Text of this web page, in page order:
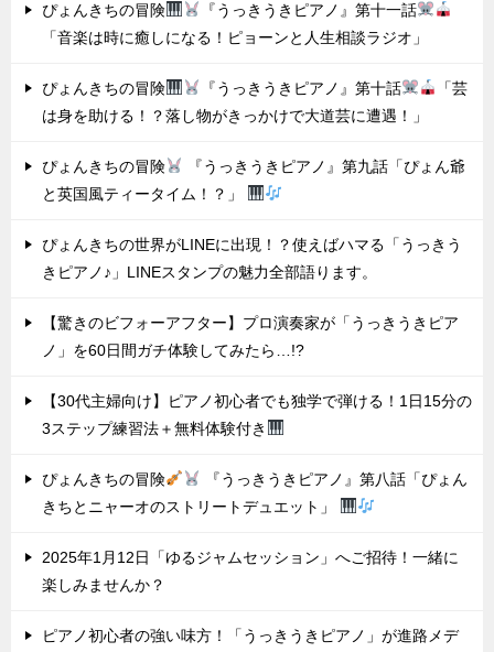
ぴょんきちの冒険
『うっきうきピアノ』第十一話
「音楽は時に癒しになる！ピョーンと人生相談ラジオ」
ぴょんきちの冒険 『うっきうきピアノ』第十話
「芸
は身を助ける！？落し物がきっかけで大道芸に遭遇！」
ぴょんきちの冒険
『うっきうきピアノ』第九話「ぴょん爺
と英国風ティータイム！？」
ぴょんきちの世界がLINEに出現！？使えばハマる「うっきう
きピアノ♪」LINEスタンプの魅力全部語ります。
【驚きのビフォーアフター】プロ演奏家が「うっきうきピア
ノ」を60日間ガチ体験してみたら…!?
【30代主婦向け】ピアノ初心者でも独学で弾ける！1日15分の
3ステップ練習法＋無料体験付き
ぴょんきちの冒険
『うっきうきピアノ』第八話「ぴょん
きちとニャーオのストリートデュエット」
2025年1月12日「ゆるジャムセッション」へご招待！一緒に
楽しみませんか？
ピアノ初心者の強い味方！「うっきうきピアノ」が進路メデ